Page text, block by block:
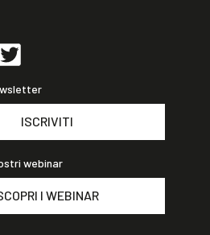
ISCRIVITI
webinar
I WEBINAR